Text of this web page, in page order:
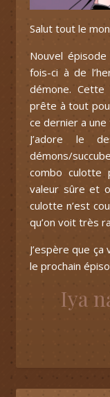
Salut tout le
Nouvel
fois-ci à de
démone.
prête à tout
ce dernier a
J’adore le
démons/
combo culotte
valeur sûre et
culotte n’est
qu’on voit très
J’espère que
le prochain
Iya